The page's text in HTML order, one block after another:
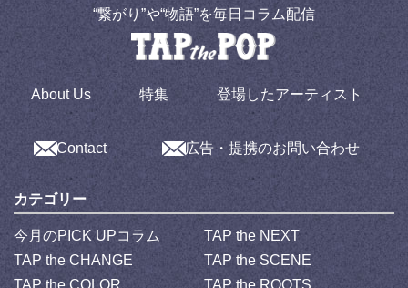
“繋がり”や“物語”を毎日コラム配信
About Us 特集 登場したアーティスト
Contact 広告・提携のお問い合わせ
カテゴリー
今月のPICK UPコラム
TAP the NEXT
TAP the CHANGE
TAP the SCENE
TAP the COLOR
TAP the ROOTS